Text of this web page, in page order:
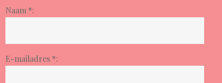
Naam *:
E-mailadres *: